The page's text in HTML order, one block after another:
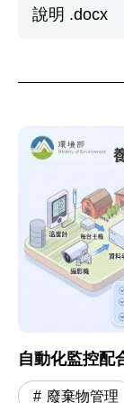
說明 .docx
自動化監控配
廢棄物管理